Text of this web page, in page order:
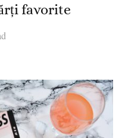
favorite